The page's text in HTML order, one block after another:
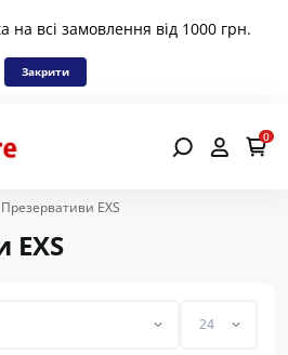
на всі замовлення від 1000 грн.
Закрити
0
Презервативи EXS
EXS